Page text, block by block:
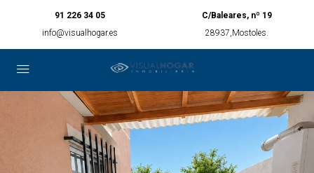
91 226 34 05
info@visualhogar.es
C/Baleares, nº 19
28937,Mostoles.